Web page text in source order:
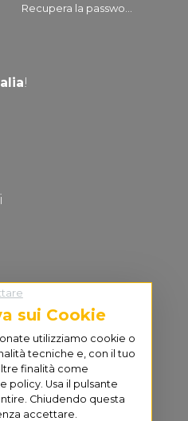
Recupera la passwo...
!
sui Cookie
utilizziamo cookie o
tecniche e, con il tuo
finalità come
policy. Usa il pulsante
Chiudendo questa
accettare.